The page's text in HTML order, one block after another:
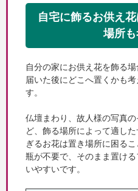
自宅に飾るお供え
場所
自分の家にお供え花を飾る
届いた後にどこへ置くかも
す。
仏壇まわり、故人様の写真
ど、飾る場所によって適し
ぎるお花は置き場所に困る
瓶が不要で、そのまま置け
いやすいです。